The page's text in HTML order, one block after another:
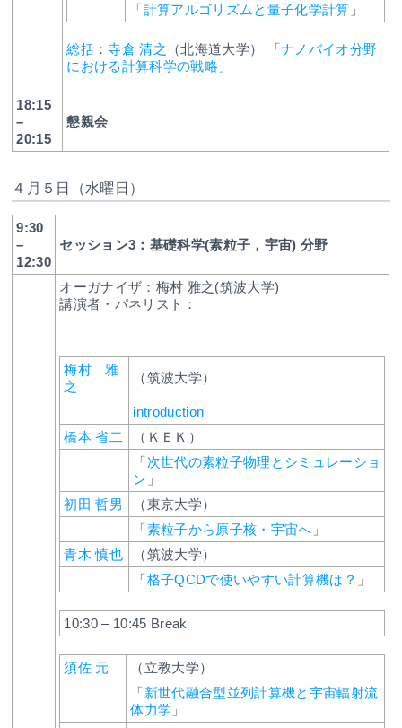
「計算アルゴリズムと量子化学計算 」
総括 ：寺倉 清之 （北海道大学） 「ナノバイオ分野
における計算科学の戦略 」
18:15
–
20:15
懇親会
４月５日（水曜日）
9:30
–
12:30
セッション3：基礎科学(素粒子，宇宙) 分野
オーガナイザ：梅村 雅之(筑波大学)
講演者・パネリスト：
梅村 雅
之
（筑波大学）
introduction
橋本 省二
（ＫＥＫ）
「次世代の素粒子物理とシミュレーショ
ン 」
初田 哲男
（東京大学）
「素粒子から原子核・宇宙へ 」
青木 慎也
（筑波大学）
「格子QCDで使いやすい計算機は？ 」
10:30 – 10:45 Break
須佐 元
（立教大学）
「新世代融合型並列計算機と宇宙輻射流
体力学 」